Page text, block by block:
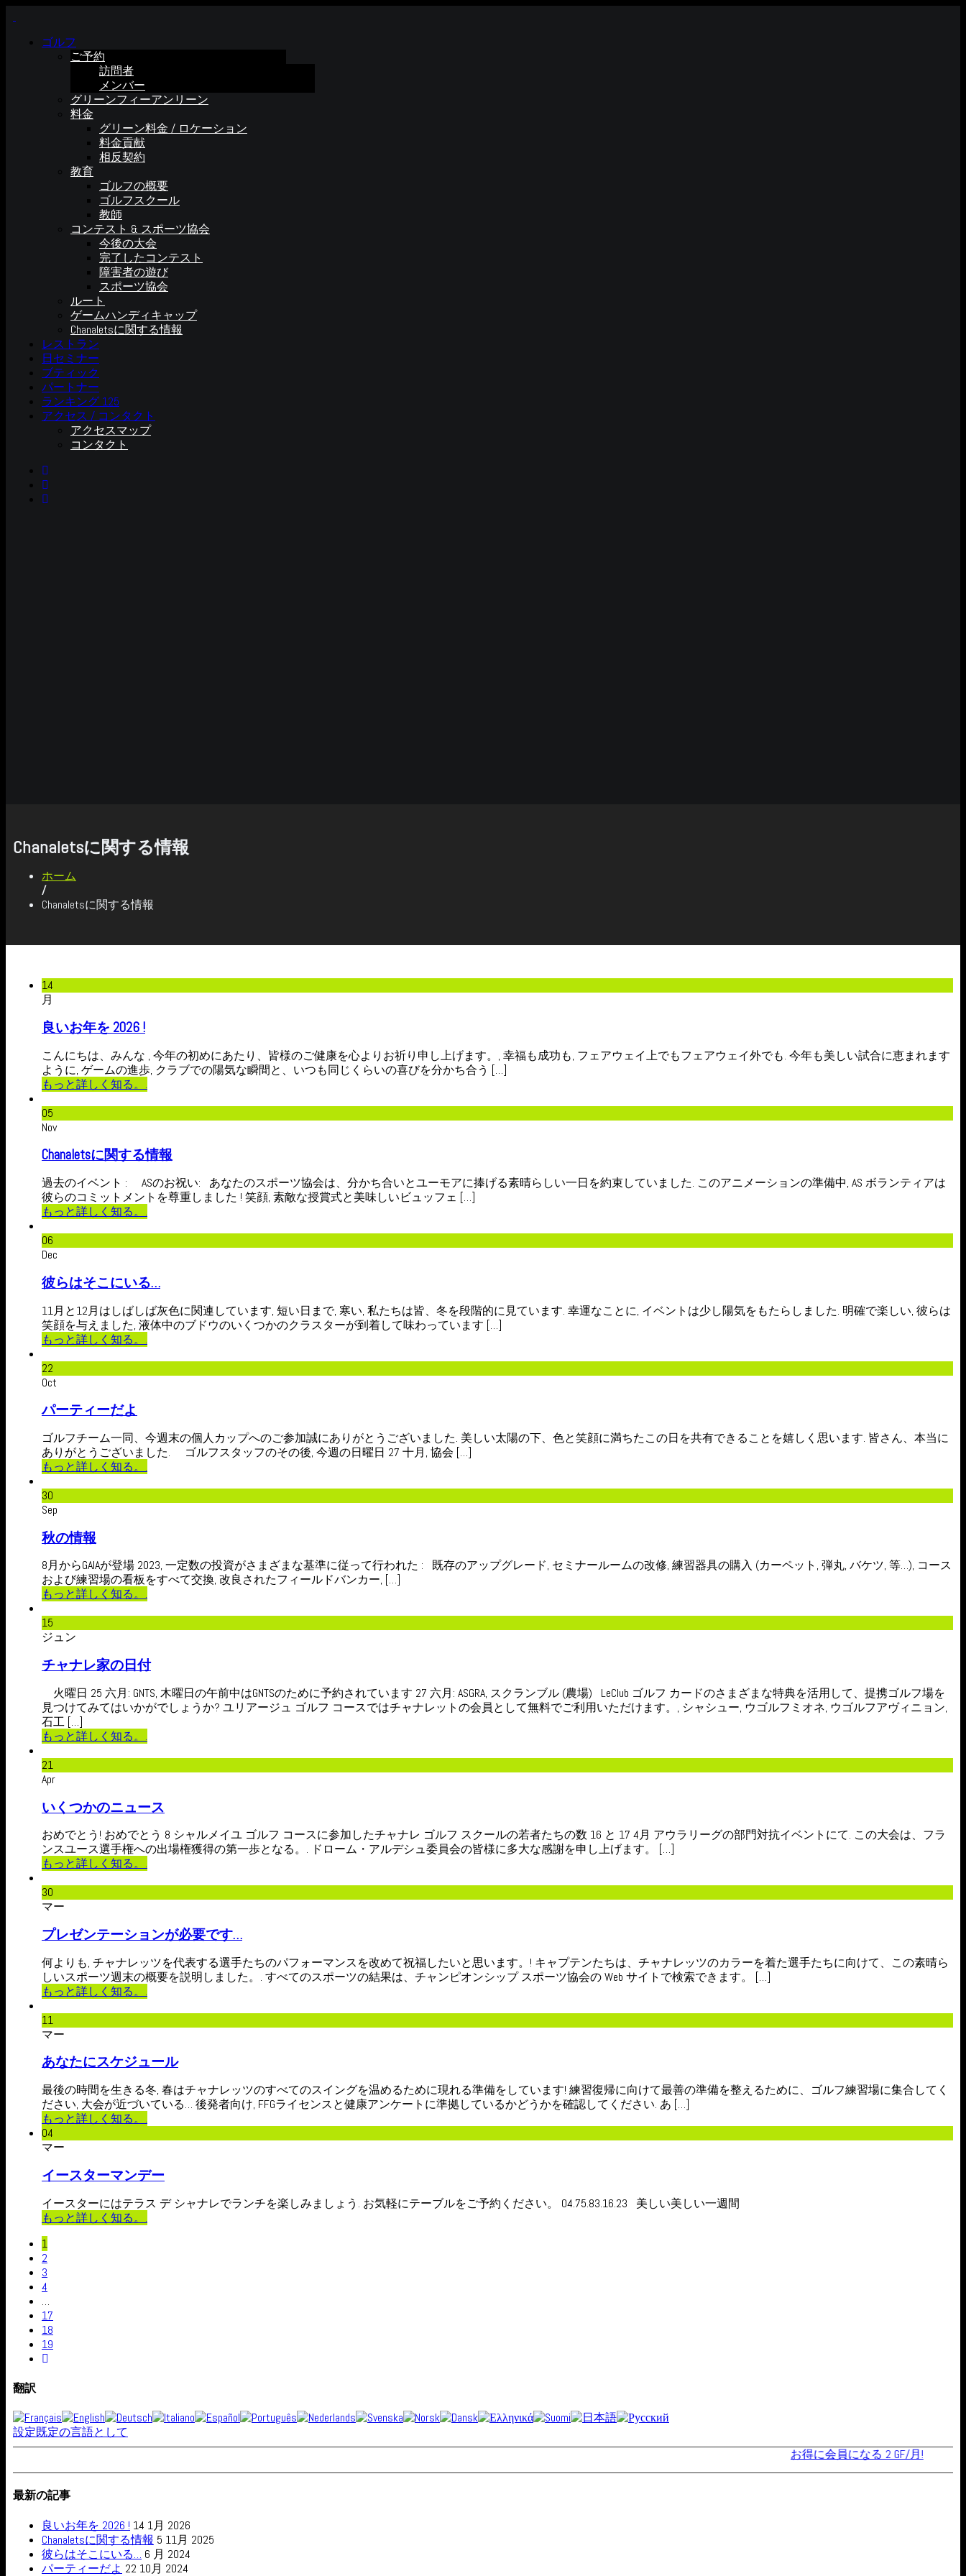
ゴルフ
ご予約
訪問者
メンバー
グリーンフィーアンリーン
料金
グリーン料金 / ロケーション
料金貢献
相反契約
教育
ゴルフの概要
ゴルフスクール
教師
コンテスト & スポーツ協会
今後の大会
完了したコンテスト
障害者の遊び
スポーツ協会
ルート
ゲームハンディキャップ
Chanaletsに関する情報
レストラン
日セミナー
ブティック
パートナー
ランキング 125
アクセス / コンタクト
アクセスマップ
コンタクト
Chanaletsに関する情報
ホーム
/
Chanaletsに関する情報
14
月
良いお年を 2026 !
こんにちは、みんな , 今年の初めにあたり、皆様のご健康を心よりお祈り申し上げます。, 幸福も成功も, フェアウェイ上でもフェアウェイ外でも. 今年も美しい試合に恵まれます
ように, ゲームの進歩, クラブでの陽気な瞬間と、いつも同じくらいの喜びを分かち合う […]
もっと詳しく知る。.
05
Nov
Chanaletsに関する情報
過去のイベント : ASのお祝い: あなたのスポーツ協会は、分かち合いとユーモアに捧げる素晴らしい一日を約束していました. このアニメーションの準備中, AS ボランティアは
彼らのコミットメントを尊重しました ! 笑顔, 素敵な授賞式と美味しいビュッフェ […]
もっと詳しく知る。.
06
Dec
彼らはそこにいる…
11月と12月はしばしば灰色に関連しています, 短い日まで, 寒い, 私たちは皆、冬を段階的に見ています. 幸運なことに, イベントは少し陽気をもたらしました. 明確で楽しい, 彼らは
笑顔を与えました, 液体中のブドウのいくつかのクラスターが到着して味わっています […]
もっと詳しく知る。.
22
Oct
パーティーだよ
ゴルフチーム一同、今週末の個人カップへのご参加誠にありがとうございました. 美しい太陽の下、色と笑顔に満ちたこの日を共有できることを嬉しく思います. 皆さん、本当に
ありがとうございました. ゴルフスタッフのその後, 今週の日曜日 27 十月, 協会 […]
もっと詳しく知る。.
30
Sep
秋の情報
8月からGAIAが登場 2023, 一定数の投資がさまざまな基準に従って行われた : 既存のアップグレード, セミナールームの改修, 練習器具の購入 (カーペット, 弾丸, バケツ, 等…), コース
および練習場の看板をすべて交換, 改良されたフィールドバンカー, […]
もっと詳しく知る。.
15
ジュン
チャナレ家の日付
火曜日 25 六月: GNTS, 木曜日の午前中はGNTSのために予約されています 27 六月: ASGRA, スクランブル (農場) LeClub ゴルフ カードのさまざまな特典を活用して、提携ゴルフ場を
見つけてみてはいかがでしょうか? ユリアージュ ゴルフ コースではチャナレットの会員として無料でご利用いただけます。, シャシュー, ウゴルフミオネ, ウゴルフアヴィニョン,
石工 […]
もっと詳しく知る。.
21
Apr
いくつかのニュース
おめでとう! おめでとう 8 シャルメイユ ゴルフ コースに参加したチャナレ ゴルフ スクールの若者たちの数 16 と 17 4月 アウラリーグの部門対抗イベントにて. この大会は、フラ
ンスユース選手権への出場権獲得の第一歩となる。. ドローム・アルデシュ委員会の皆様に多大な感謝を申し上げます。 […]
もっと詳しく知る。.
30
マー
プレゼンテーションが必要です…
何よりも, チャナレッツを代表する選手たちのパフォーマンスを改めて祝福したいと思います。! キャプテンたちは、チャナレッツのカラーを着た選手たちに向けて、この素晴ら
しいスポーツ週末の概要を説明しました。. すべてのスポーツの結果は、チャンピオンシップ スポーツ協会の Web サイトで検索できます。 […]
もっと詳しく知る。.
11
マー
あなたにスケジュール
最後の時間を生きる冬, 春はチャナレッツのすべてのスイングを温めるために現れる準備をしています! 練習復帰に向けて最善の準備を整えるために、ゴルフ練習場に集合してく
ださい, 大会が近づいている… 後発者向け, FFGライセンスと健康アンケートに準拠しているかどうかを確認してください. あ […]
もっと詳しく知る。.
04
マー
イースターマンデー
イースターにはテラス デ シャナレでランチを楽しみましょう. お気軽にテーブルをご予約ください。 04.75.83.16.23 美しい美しい一週間
もっと詳しく知る。.
1
2
3
4
…
17
18
19
翻訳
設定既定の言語として
お得に会員になる 2 GF/月!
最新の記事
良いお年を 2026 ! 14 1月 2026
Chanaletsに関する情報 5 11月 2025
彼らはそこにいる… 6 月 2024
パーティーだよ 22 10月 2024